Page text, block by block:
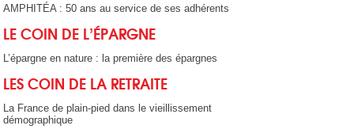
AMPHITÉA : 50 ans au service de ses adhérents
LE COIN DE L’ÉPARGNE
L’épargne en nature : la première des épargnes
LES COIN DE LA RETRAITE
La France de plain-pied dans le vieillissement
démographique